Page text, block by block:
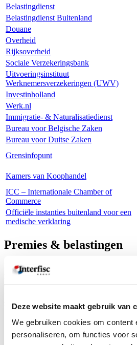
Deze website maakt gebruik van
We gebruiken cookies om content
personaliseren, om functies voor
Belastingdienst
Belastingdienst Buitenland
Douane
Overheid
Rijksoverheid
Sociale Verzekeringsbank
Uitvoeringsinstituut
Werknemersverzekeringen (UWV)
Investinholland
Werk.nl
Immigratie- & Naturalisatiedienst
Bureau voor Belgische Zaken
Bureau voor Duitse Zaken
Grensinfopunt
Kamers van Koophandel
ICC – Internationale Chamber of
Commerce
Officiële instanties buitenland voor een
medische verklaring
Premies & belastingen
In tegenstelling tot België, dat één vast
zekerheid, kent Nederland
opnieuw door de overheid vastgesteld
zelfs per werkgever.
Klik hier voor het actuele
percentages in Nederland
Klik hiervoor het jaaroverzicht